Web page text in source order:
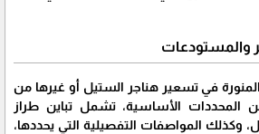
والمستودعات
في تسعير هناجر الستيل أو غيرها من
المحددات الأساسية، تشمل تباين طراز
وكذلك المواصفات التفصيلية التي يحددها،